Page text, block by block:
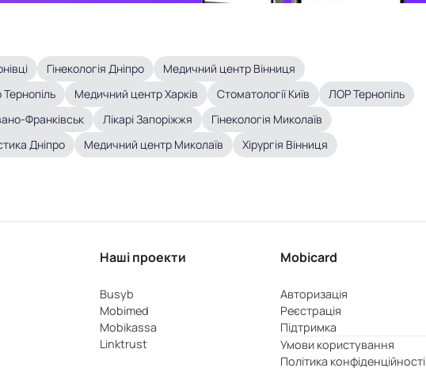
Гінекологія Дніпро
Медичний центр Вінниця
Медичний центр Харків Стоматології Київ
ЛОР Тернопіль
Франківськ Лікарі Запоріжжя
Гінекологія Миколаїв
Дніпро Медичний центр Миколаїв
Хірургія Вінниця
Наші проекти
Busyb
Mobimed
Mobikassa
Linktrust
Mobicard
Авторизація
Реєстрація
Підтримка
Умови користування
Політика конфіденційності